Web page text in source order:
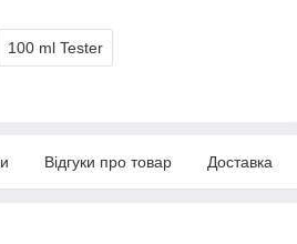
100 ml Tester
Відгуки про товар Доставка